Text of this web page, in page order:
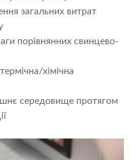
загальних витрат
порівнянних свинцево-
хімічна
середовище протягом